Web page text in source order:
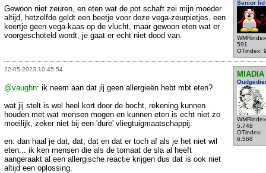
Senior lid
591
OTindex:
Gewoon niet zeuren, en eten wat de pot schaft zei mijn moeder
altijd, hetzelfde geldt een beetje voor deze vega-zeurpietjes, een
keertje geen vega-kaas op de vlucht, maar gewoon eten wat er
voorgeschoteld wordt, je gaat er echt niet dood van.
22-05-2023 10:45:54
MIADIA
5.748
OTindex:
6.568
@vaughn: ik neem aan dat jij geen allergieën hebt mbt eten?
wat jij stelt is wel heel kort door de bocht, rekening kunnen
houden met wat mensen mogen en kunnen eten is echt niet zo
moeilijk, zeker niet bij een 'dure' vliegtuigmaatschappij.
en: dan haal je dat, dat, dat en dat er toch af als je het niet wil
eten... ik ken mensen die als de tomaat de sla al heeft
aangeraakt al een allergische reactie krijgen dus dat is ook niet
altijd een oplossing.